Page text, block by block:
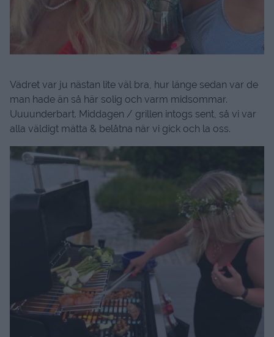
Vädret var ju nästan lite väl bra, hur länge sedan var de
man hade än så här solig och varm midsommar.
Uuuunderbart. Middagen / grillen intogs sent, så vi var
alla väldigt mätta & belåtna när vi gick och la oss.